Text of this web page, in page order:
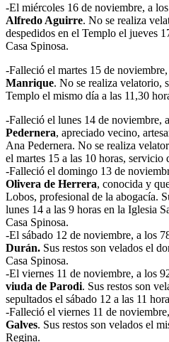
-El miércoles 16 de noviembre, a
Alfredo Aguirre. No se realiza
despedidos en el Templo el jueves
Casa Spinosa.
-Falleció el martes 15 de
Manrique. No se realiza velatorio,
Templo el mismo día a las 11,30
-Falleció el lunes 14 de noviembre,
Pedernera, apreciado vecino,
Ana Pedernera. No se realiza
el martes 15 a las 10 horas, servicio
-Falleció el domingo 13 de
Olivera de Herrera, conocida y
Lobos, profesional de la abogacía.
lunes 14 a las 9 horas en la Iglesia
Casa Spinosa.
-El sábado 12 de noviembre, a los
Durán. Sus restos son velados el
Casa Spinosa.
-El viernes 11 de noviembre, a los
viuda de Parodi. Sus restos son
sepultados el sábado 12 a las 11
-Falleció el viernes 11 de
Galves. Sus restos son velados el
Regina.